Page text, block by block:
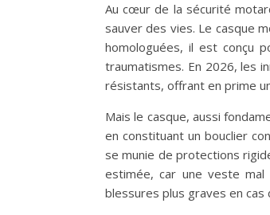
Au cœur de la sécurité
sauver des vies. Le casque
homologuées, il est conçu
traumatismes. En 2026, les
résistants, offrant en prime
Mais le casque, aussi
en constituant un bouclier
se munie de protections
estimée, car une veste
blessures plus graves en cas